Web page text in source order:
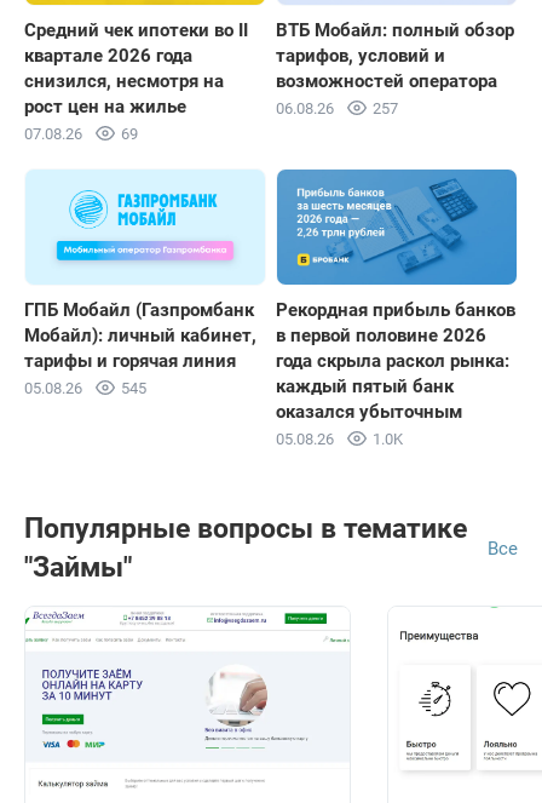
Средний чек ипотеки во II
квартале 2026 года
снизился, несмотря на
рост цен на жилье
07.08.26 69
ВТБ Мобайл: полный обзор
тарифов, условий и
возможностей оператора
06.08.26 257
ГПБ Мобайл (Газпромбанк
Мобайл): личный кабинет,
тарифы и горячая линия
05.08.26 545
Рекордная прибыль банков
в первой половине 2026
года скрыла раскол рынка:
каждый пятый банк
оказался убыточным
05.08.26 1.0K
Популярные вопросы в тематике
"Займы"
Все